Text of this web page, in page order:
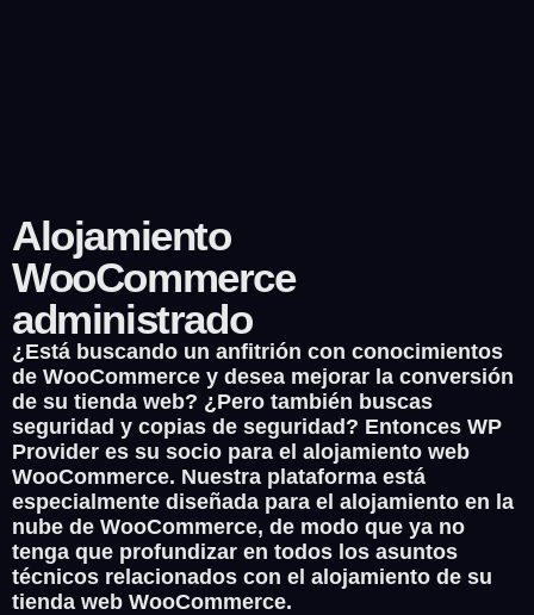
Alojamiento
WooCommerce
administrado
¿Está buscando un anfitrión con conocimientos
de WooCommerce y desea mejorar la conversión
de su tienda web? ¿Pero también buscas
seguridad y copias de seguridad? Entonces WP
Provider es su socio para el alojamiento web
WooCommerce. Nuestra plataforma está
especialmente diseñada para el alojamiento en la
nube de WooCommerce, de modo que ya no
tenga que profundizar en todos los asuntos
técnicos relacionados con el alojamiento de su
tienda web WooCommerce.